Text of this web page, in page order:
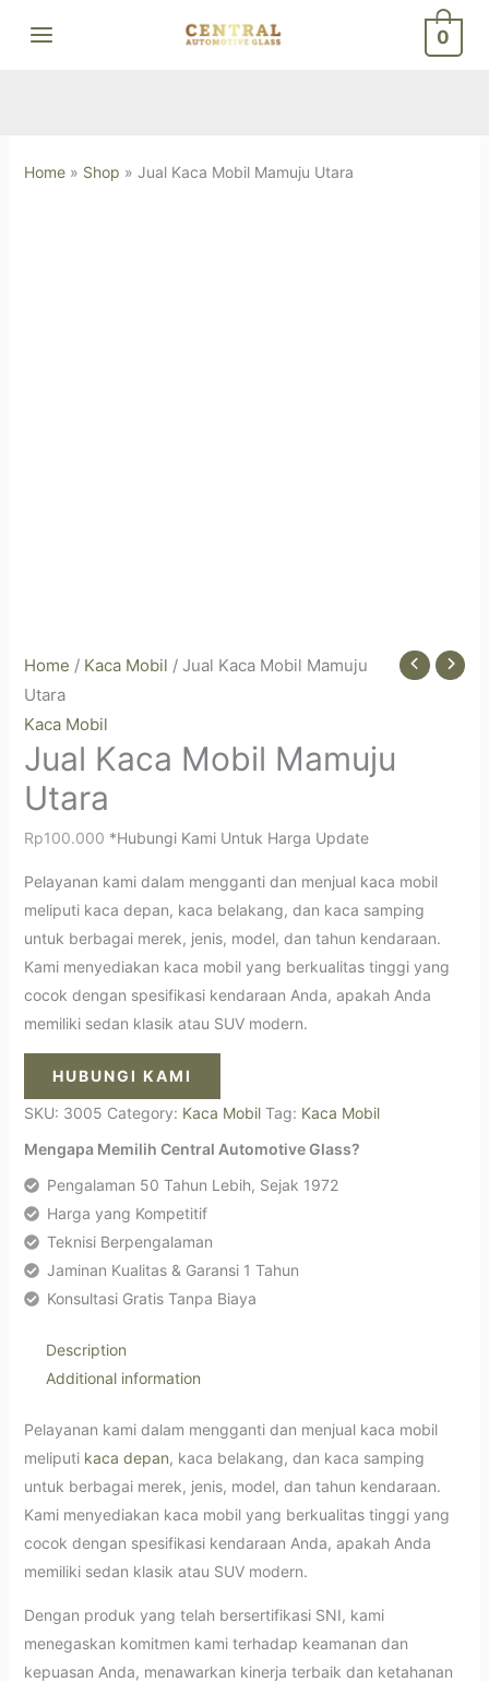
0
Home» Shop » Jual Kaca Mobil Mamuju Utara
Home / Kaca Mobil / Jual Kaca Mobil Mamuju
Utara
Kaca Mobil
Jual Kaca Mobil Mamuju
Utara
Rp100.000 *Hubungi Kami Untuk Harga Update
Pelayanan kami dalam mengganti dan menjual kaca mobil
meliputi kaca depan, kaca belakang, dan kaca samping
untuk berbagai merek, jenis, model, dan tahun kendaraan.
Kami menyediakan kaca mobil yang berkualitas tinggi yang
cocok dengan spesifikasi kendaraan Anda, apakah Anda
memiliki sedan klasik atau SUV modern.
HUBUNGI KAMI
SKU: 3005 Category: Kaca Mobil Tag: Kaca Mobil
Mengapa Memilih Central Automotive Glass?
Pengalaman 50 Tahun Lebih, Sejak 1972
Harga yang Kompetitif
Teknisi Berpengalaman
Jaminan Kualitas & Garansi 1 Tahun
Konsultasi Gratis Tanpa Biaya
Description
Additional information
Pelayanan kami dalam mengganti dan menjual kaca mobil
meliputi kaca depan, kaca belakang, dan kaca samping
untuk berbagai merek, jenis, model, dan tahun kendaraan.
Kami menyediakan kaca mobil yang berkualitas tinggi yang
cocok dengan spesifikasi kendaraan Anda, apakah Anda
memiliki sedan klasik atau SUV modern.
Dengan produk yang telah bersertifikasi SNI, kami
menegaskan komitmen kami terhadap keamanan dan
kepuasan Anda, menawarkan kinerja terbaik dan ketahanan